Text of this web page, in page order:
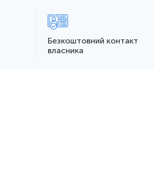
Безкоштовний контакт
власника